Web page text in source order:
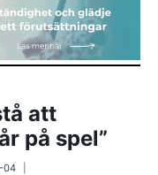
att
på spel”
04